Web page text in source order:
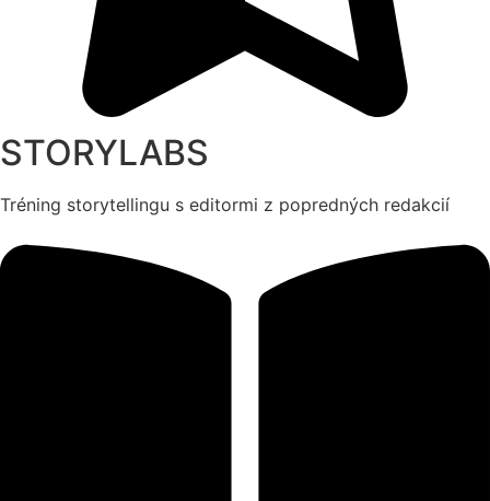
STORYLABS
Tréning storytellingu s editormi z popredných redakcií